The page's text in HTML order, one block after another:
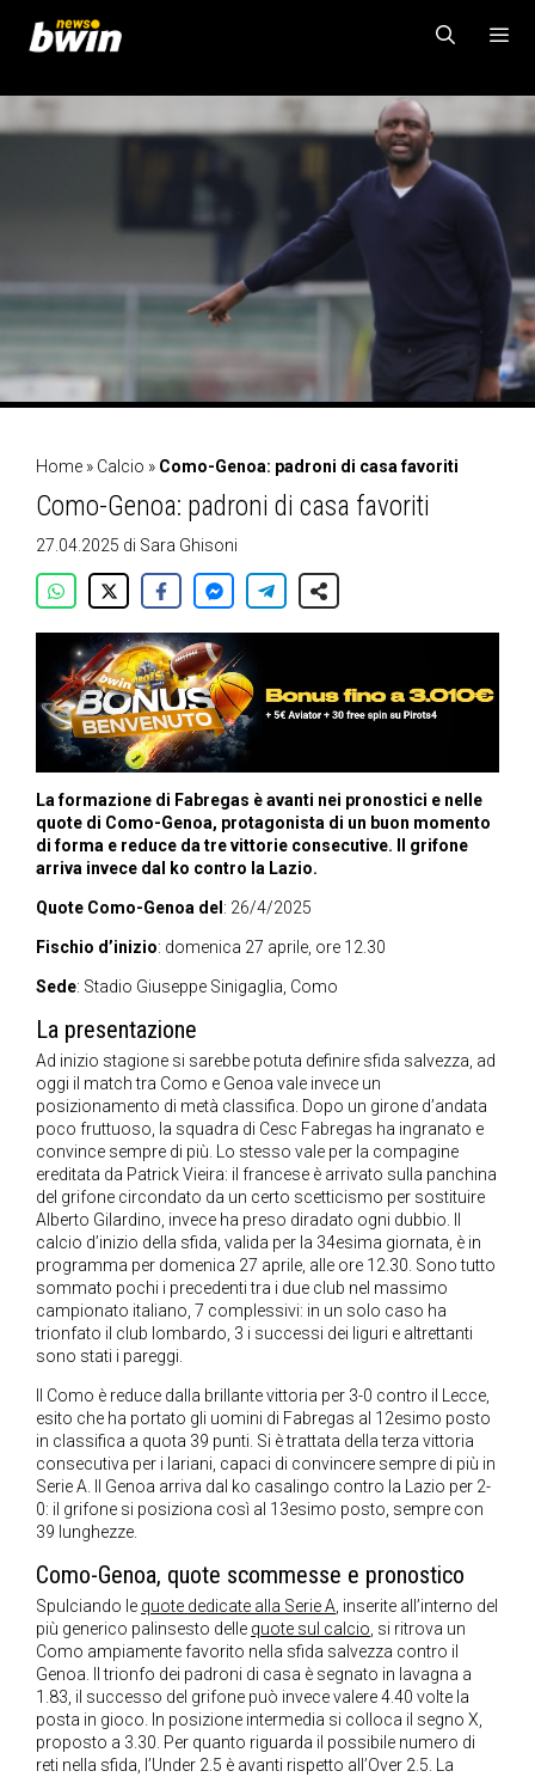
contenuto
MENU
Home » Calcio » Como-Genoa: padroni di casa favoriti
Como-Genoa: padroni di casa favoriti
27.04.2025 di Sara Ghisoni
La formazione di Fabregas è avanti nei pronostici e nelle
quote di Como-Genoa, protagonista di un buon momento
di forma e reduce da tre vittorie consecutive. Il grifone
arriva invece dal ko contro la Lazio.
Quote Como-Genoa del : 26/4/2025
Fischio d’inizio: domenica 27 aprile, ore 12.30
Sede: Stadio Giuseppe Sinigaglia, Como
La presentazione
Ad inizio stagione si sarebbe potuta definire sfida salvezza, ad
oggi il match tra Como e Genoa vale invece un
posizionamento di metà classifica. Dopo un girone d’andata
poco fruttuoso, la squadra di Cesc Fabregas ha ingranato e
convince sempre di più. Lo stesso vale per la compagine
ereditata da Patrick Vieira: il francese è arrivato sulla panchina
del grifone circondato da un certo scetticismo per sostituire
Alberto Gilardino, invece ha preso diradato ogni dubbio. Il
calcio d’inizio della sfida, valida per la 34esima giornata, è in
programma per domenica 27 aprile, alle ore 12.30. Sono tutto
sommato pochi i precedenti tra i due club nel massimo
campionato italiano, 7 complessivi: in un solo caso ha
trionfato il club lombardo, 3 i successi dei liguri e altrettanti
sono stati i pareggi.
Il Como è reduce dalla brillante vittoria per 3-0 contro il Lecce,
esito che ha portato gli uomini di Fabregas al 12esimo posto
in classifica a quota 39 punti. Si è trattata della terza vittoria
consecutiva per i lariani, capaci di convincere sempre di più in
Serie A. Il Genoa arriva dal ko casalingo contro la Lazio per 2-
0: il grifone si posiziona così al 13esimo posto, sempre con
39 lunghezze.
Como-Genoa, quote scommesse e pronostico
Spulciando le quote dedicate alla Serie A, inserite all’interno del
più generico palinsesto delle quote sul calcio, si ritrova un
Como ampiamente favorito nella sfida salvezza contro il
Genoa. Il trionfo dei padroni di casa è segnato in lavagna a
1.83, il successo del grifone può invece valere 4.40 volte la
posta in gioco. In posizione intermedia si colloca il segno X,
proposto a 3.30. Per quanto riguarda il possibile numero di
reti nella sfida, l’Under 2.5 è avanti rispetto all’Over 2.5. La